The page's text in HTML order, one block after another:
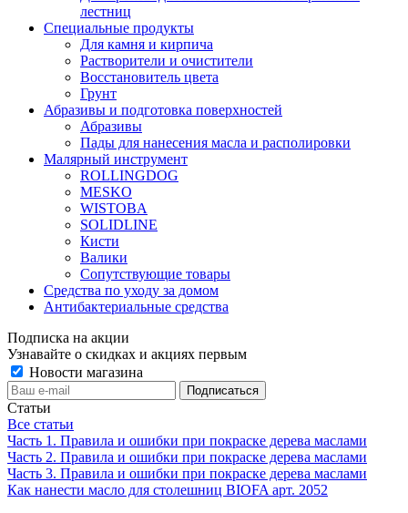
лестниц
Специальные продукты
Для камня и кирпича
Растворители и очистители
Восстановитель цвета
Грунт
Абразивы и подготовка поверхностей
Абразивы
Пады для нанесения масла и располировки
Малярный инструмент
ROLLINGDOG
MESKO
WISTOBA
SOLIDLINE
Кисти
Валики
Сопутствующие товары
Средства по уходу за домом
Антибактериальные средства
Подписка на акции
Узнавайте о скидках и акциях первым
Новости магазина
Статьи
Все статьи
Часть 1. Правила и ошибки при покраске дерева маслами
Часть 2. Правила и ошибки при покраске дерева маслами
Часть 3. Правила и ошибки при покраске дерева маслами
Как нанести масло для столешниц BIOFA арт. 2052